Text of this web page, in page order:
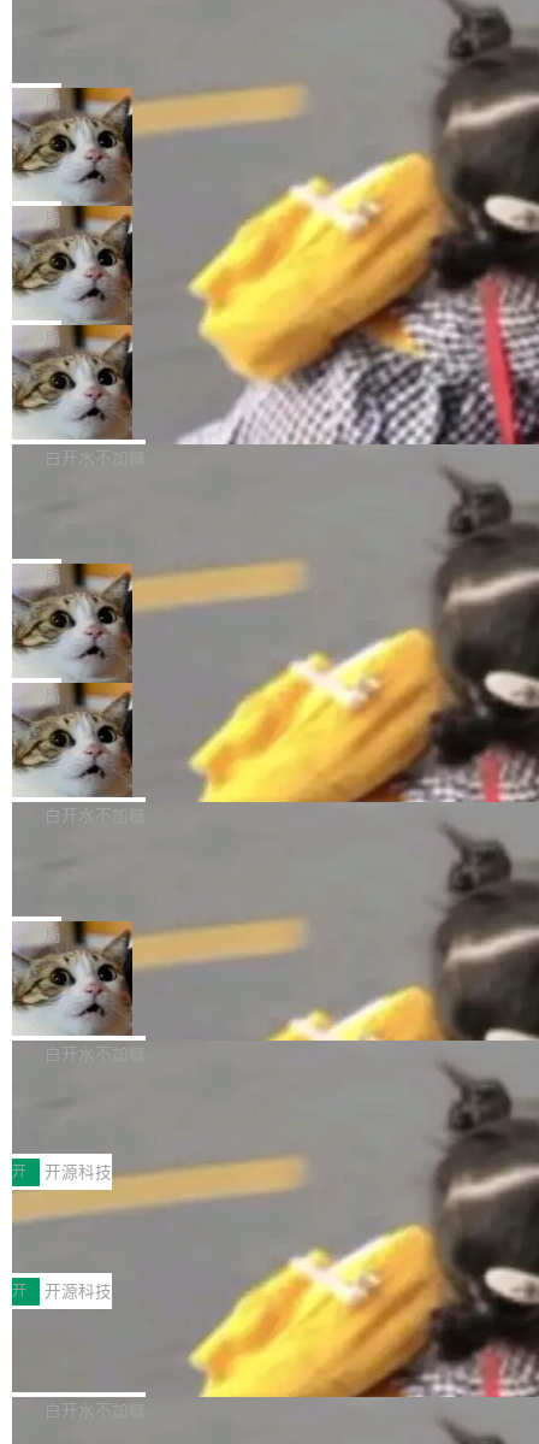
“启蒙老师”。 而今年，恰好是雷霄骅离世十周
年。FFmpeg 社区最终选择用一个大版本的名
字，留下了这份纪念。 雷霄骅曾是中国传媒大学
数字电视技术方向的博士生，长期从事视频、音
频技...
编写程序，目标是完成电商平台作者信息与商品
列表的数据匹配 —— 一项常规的数据处理任
务，最终却产生了 180 万美元的账单，实际支出
超出原定预算 860%。 更令人意外的是，该项目
最终并未成功落地，而高额算力消耗持续运行长
达 5 个月，公司直到财务对账时才察觉异常。这
意味着一个无人看管的 AI 程序，在近半年时间
里日夜不停地"烧钱"。 复盘显示，...
e CEO Clément Delangue 在 CNBC 的采访里
没有拐弯抹角。他说中国正在赢得 AI 竞赛，而
且按目前的速度，中国 AI 工具预计在今年底或
2027 年就能追上美国前沿实验室的水平。 Dela
ngue 把原因归结为一件事：开放协作。中国的
AI 开发者在一个共享和协作的生态里加速迭代，
而美国模型厂商在"闭门造车"。他的原话是 "buil
ding in silos"——各自为战，互不通气。 这个判
断从他嘴里说出来分量不同。Hugging Face 是
全球最大的开源 AI 平台，上面跑着上百万个模
型。谁在开源赛道上领先，...
局
当 AI agent 把源码变成了最好的扩展系
统，开发者工具必须开源
五年前，David Crawshaw 问过很多软件工程师
一个问题：你写过什么给自己用的程序？答案几
乎都是没有。工程师们整天用别人写的程序写程
序给别人用。偶尔有人自己写个博客系统、智能
家居控制、家庭实验室，都算稀奇事。 Crawsh
aw 是 Shelley 的作者，一个开源 AI coding age
nt。他最近在博客上写了一篇文章，核心论点很
简单：开发者工具必须开源。 理由不是传统的自
由软件情怀，而是一个跟 AI agent 直接相关的
技术判断。 两行 prompt 就能个性化任何软件 C
局
DeepSeek Harness 宣布内测邀请，全
网最大规模开源 Agent 路演现场诞生
一条内测招募帖，发出去的时候大概没人想到它
会变成一场开源 Agent 生态的路演。 8月1日，
DeepSeek Harness 团队负责人崔添翼（tiany
i）在 X 上发帖： 「如果你是 Agent Harness 相
关开源项目的开发者，希望参加 DeepSeek Har
ness 的内测，可以回复或私信联系我。请附上
Harness 负责把能力落到真实环境中——调用工
具、读写文件、管理上下文、处理错误、完成闭
环。崔添翼招人的标...
局
商汤 SenseNova U1.5-Lite-Preview
开源
商汤科技宣布面向社区开源轻量级统一多模态模
型的预览版本 SenseNova U1.5-Lite-Preview。
理解、推理、生成与编辑，还仅以 8B-MoT 的轻
量大小，将能力推进到4K、更精细的真实质感、
更复杂的视觉控制和可持续迭代编辑。 相比 U
1，U1.5-Lite-Preview 在以下方向上带来了显著
提升： 原生支持4K图像生成； 更精细的局部纹
理、细节与真实世界质感； 更准确的中英文文字
生成与复杂版式组织； 更稳定的图...
白开水不加糖
nap。这次是 hwctl——一个用来检查 Ubuntu
硬件认证状态的命令行工具。 Canonical 工程师
Alan Griffiths 在邮件列表中说得很直白：「hwc
tl 是一个 Ubuntu 专有的包，它和它的依赖项都
是 Ubuntu 专有的，不会用在其他发行版上。」
所以 deb 版本的受众实际上为零。既然只有 Ub
untu 用户在用，那用 snap 打包就没什么可纠结
的。 从 deb 到 snap 的迁移路径 hwctl 是 rust-
hwlib 硬件 API 库的一部分，命令行工具负责查
局
Dario Amodei 担心新人来 Anthropic
只为金钱，不为使命
顶级 AI 研究员在两家公司之间来回跳，中间只
隔了几天。 Lilian Weng 上周刚宣布因健康原因
离开 Thinking Machines Lab，说自己作为联合
创始人的角色「太累了」。几天后，The Inform
ation 就曝出她将重回 OpenAI，负责递归自我
改进方向的研究。她是 Thinking Machines 过
一在人才争夺战中失血的公司。六月，Google
连失两员大将：Noam Shazeer 去了 Op...
局
FFmpeg 9.0 发布
FFmpeg 9.0 现已发布，包含多项改进。官方更
新日志列出的 9.0 版本主要更新内容如下： 扩
er HE-AAC 960 解码 (DAB+) transpose_cuda
filter 添加 AMF Frame Rate Converter (vf_frc
_amf) filter SMPTE 2094-50 元数据支持和直
通 ProRes RAW VideoToolbox 硬件加速器 AP
V ...
白开水不加糖
Code 在 X 上发帖：「DeepSeek Flash did 8T
tokens on August 1st. 5T of free usage + 3T
on OpenCode Go.」79.8 万次浏览，连带着 #
DeepSeek一天消耗了8万亿# 上了微博热搜——
注意这是 OpenCode 一家的消耗。 OpenCode
不完。」5T 来自免费额度，3T 来自 Go...
局
NetBSD 11.0 正式发布
NetBSD 11.0 现已正式发布，这是 NetBSD 操
作系统的第十八个主要版本。 自 NetBSD 10.1
ve JH71XX 的设备，例如 VisionFive 2、PINE
64 STAR64，以及 QEMU。 增强了对 POSIX.1
-2024 和 C23 编程接口标准的兼容性。 compat
_linux(8) 增强了对 Linux 系统调用的支持，包
括 epoll（围绕 kqueue 实现）、POSIX 消息队
列、...
白开水不加糖
案
享会在上海举办。鸿蒙生态的全场景智慧营销平
台鲸鸿动能协同华为游戏中心，面向游戏行业开
发者及生态伙伴，系统呈现了平台在游戏领域的
完整能力版图——从IAP高价值用户的全周期经
营、到IAA游戏的“买变一体”正循环、再到联运与
广告协同的全链路经营闭环，以及面向全球市场
的出海增长布局。 华为终端云业务商业化销售负
责人在开场致辞中表示，游戏开发者的核心诉求
已不再是“多一个投放渠道”，而是一套能够持续
开 开源科技
技嘉X3D系列再添新成员 B850 AORU
面向AMD Ryzen X3D处理器玩家，技嘉X3D系
列主板阵容迎来新成员——B850 AORUS ELITE
X3D。作为面向主流高性能平台打造的全新主板
产品，B850 AORUS ELITE X3D延续技嘉在X3
D平台优化上的技术积累，旨在为游戏玩家带来
更稳定、更高效的装机选择。 B850 AORUS ELI
开 开源科技
Zadig v5.0 发布：AI 发布专员与 AI 审
我们团队这几天最大的卡点不是 AI 写得不够
好，是 AI 写得太好了。 好到审查排期从两天的
白开水不加糖